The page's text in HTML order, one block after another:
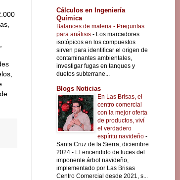
Cálculos en Ingeniería
Química
Balances de materia - Preguntas
para análisis - Los marcadores
isotópicos en los compuestos
sirven para identificar el origen de
contaminantes ambientales,
investigar fugas en tanques y
duetos subterrane...
Blogs Noticias
En Las Brisas, el
centro comercial
con la mejor oferta
de productos, viví
el verdadero
espíritu navideño -
Santa Cruz de la Sierra, diciembre
2024.- El encendido de luces del
imponente árbol navideño,
implementado por Las Brisas
Centro Comercial desde 2021, s...